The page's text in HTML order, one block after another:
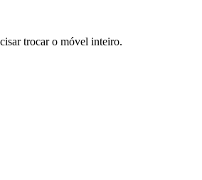
trocar o móvel inteiro.